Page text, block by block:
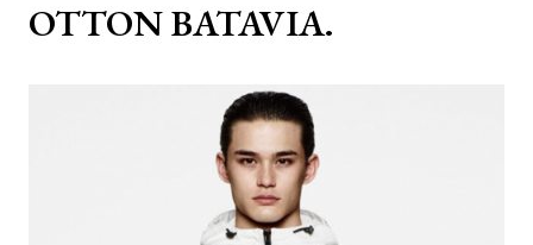
OTTON BATAVIA.